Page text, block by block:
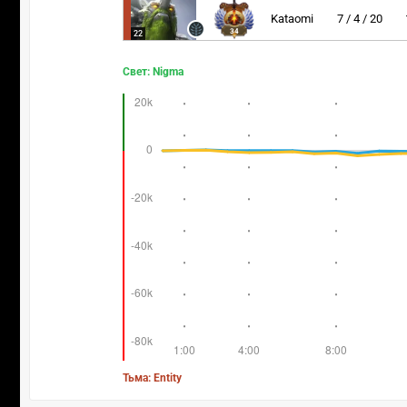
22 34
Kataomi 7 / 4 / 20
Свет: Nigma
Тьма: Entity